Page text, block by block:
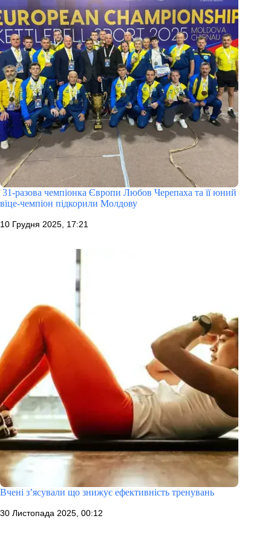
31-разова чемпіонка Європи Любов Черепаха та її юний
віце-чемпіон підкорили Молдову
10 Грудня 2025, 17:21
Вчені з’ясували що знижує ефективність тренувань
30 Листопада 2025, 00:12